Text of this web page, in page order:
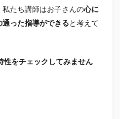
たち講師はお子さんの心に
った指導ができる と考えて
性をチェックしてみません